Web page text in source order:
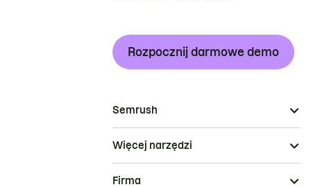
Rozpocznij darmowe demo
Semrush
Więcej narzędzi
Firma